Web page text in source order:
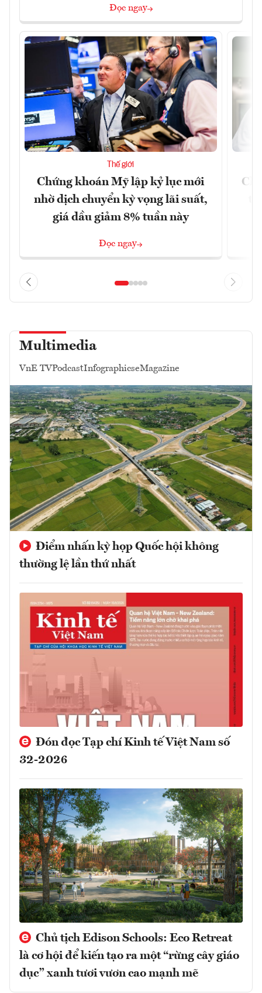
Đọc ngay
Thế giới
Chứng khoán Mỹ lập kỷ lục mới
nhờ dịch chuyển kỳ vọng lãi suất,
giá dầu giảm 8% tuần này
Đọc ngay
Multimedia
VnE TVPodcastInfographicseMagazine
Điểm nhấn kỳ họp Quốc hội không
thường lệ lần thứ nhất
Đón đọc Tạp chí Kinh tế Việt Nam số
32-2026
Chủ tịch Edison Schools: Eco Retreat
là cơ hội để kiến tạo ra một “rừng cây giáo
dục” xanh tươi vươn cao mạnh mẽ